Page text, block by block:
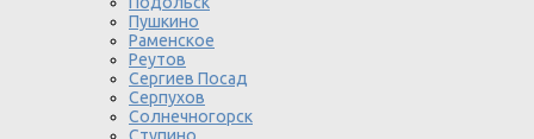
Пушкино
Раменское
Реутов
Сергиев Посад
Серпухов
Солнечногорск